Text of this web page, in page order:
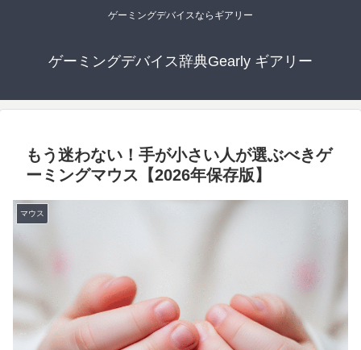
ゲーミングデバイスならギアリー
ゲーミングデバイス辞典Gearly ギアリー
もう迷わない！手が小さい人が選ぶべきゲ
ーミングマウス【2026年保存版】
マウス